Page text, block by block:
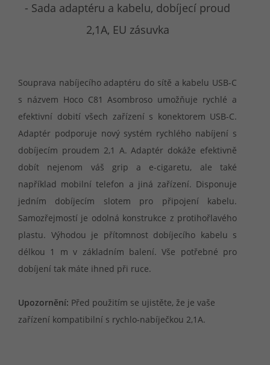
- Sada adaptéru a kabelu, dobíjecí proud
2,1A, EU zásuvka
Souprava nabíjecího adaptéru do sítě a kabelu USB-C
s názvem Hoco C81 Asombroso umožňuje rychlé a
efektivní dobití všech zařízení s konektorem USB-C.
Adaptér podporuje nový systém rychlého nabíjení s
dobíjecím proudem 2,1 A. Adaptér dokáže efektivně
dobít nejenom váš grip a e-cigaretu, ale také
například mobilní telefon a jiná zařízení. Disponuje
jedním dobíjecím slotem pro připojení kabelu.
Samozřejmostí je odolná konstrukce z protihořlavého
plastu. Výhodou je přítomnost dobíjecího kabelu s
délkou 1 m v základním balení. Vše potřebné pro
dobíjení tak máte ihned při ruce.
Upozornění: Před použitím se ujistěte, že je vaše
zařízení kompatibilní s rychlo-nabíječkou 2,1A.